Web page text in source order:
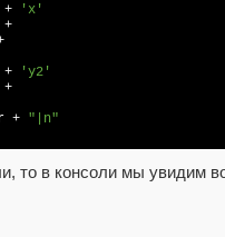
'x'
+
'y2'
+
+ "|n"
то в консоли мы увидим